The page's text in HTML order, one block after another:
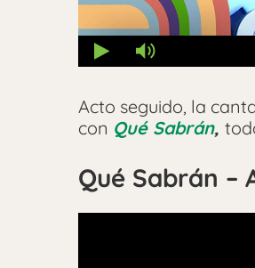
Acto seguido, la
con Qué Sabrán,
Qué Sabrán –